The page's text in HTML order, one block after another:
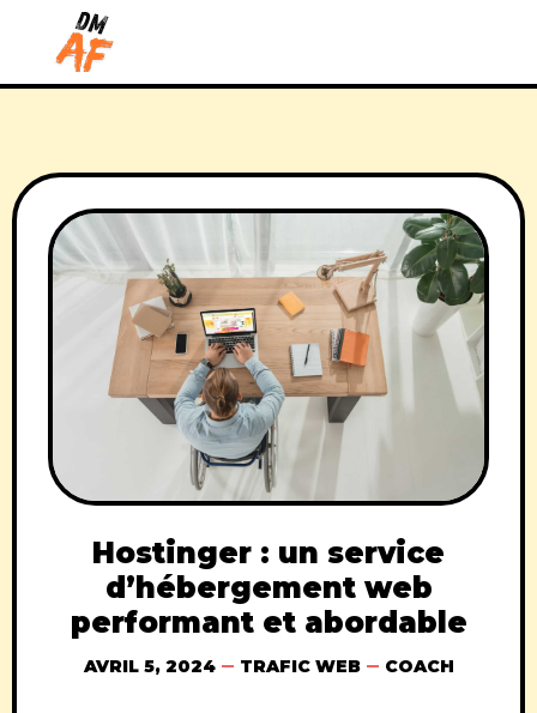
Hostinger : un service
d’hébergement web
performant et abordable
AVRIL 5, 2024 TRAFIC WEB COACH